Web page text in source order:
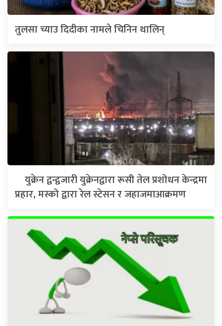
तुलसा च्याउ दिदीका नामले चिनिन थालिन्
युक्रेन द्वन्द्वजारी युक्रेनद्वारा रूसी तेल प्रशोधन केन्द्रमा
प्रहार, मस्को द्वारा रेल स्टेसन र जहाजमाआक्रमण